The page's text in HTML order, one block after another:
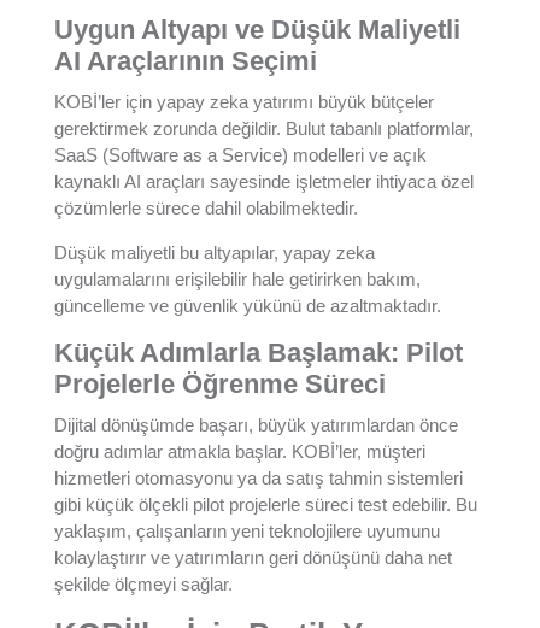
Uygun Altyapı ve Düşük Maliyetli
AI Araçlarının Seçimi
KOBİ’ler için yapay zeka yatırımı büyük bütçeler
gerektirmek zorunda değildir. Bulut tabanlı platformlar,
SaaS (Software as a Service) modelleri ve açık
kaynaklı AI araçları sayesinde işletmeler ihtiyaca özel
çözümlerle sürece dahil olabilmektedir.
Düşük maliyetli bu altyapılar, yapay zeka
uygulamalarını erişilebilir hale getirirken bakım,
güncelleme ve güvenlik yükünü de azaltmaktadır.
Küçük Adımlarla Başlamak: Pilot
Projelerle Öğrenme Süreci
Dijital dönüşümde başarı, büyük yatırımlardan önce
doğru adımlar atmakla başlar. KOBİ’ler, müşteri
hizmetleri otomasyonu ya da satış tahmin sistemleri
gibi küçük ölçekli pilot projelerle süreci test edebilir. Bu
yaklaşım, çalışanların yeni teknolojilere uyumunu
kolaylaştırır ve yatırımların geri dönüşünü daha net
şekilde ölçmeyi sağlar.